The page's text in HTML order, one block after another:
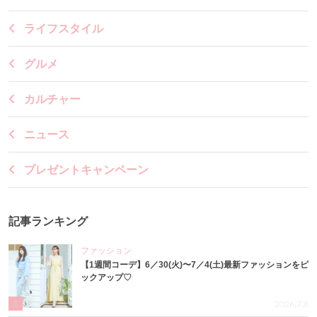
ライフスタイル
グルメ
カルチャー
ニュース
プレゼントキャンペーン
記事ランキング
ファッション
【1週間コーデ】6／30(火)〜7／4(土)最新ファッションをピ
ックアップ♡
2026.7.8